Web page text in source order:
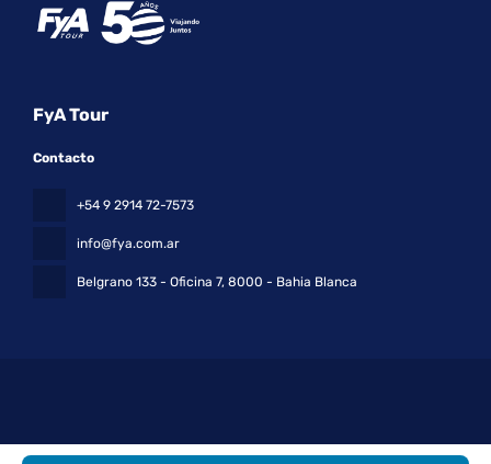
FyA Tour
Contacto
+54 9 2914 72-7573
info@fya.com.ar
Belgrano 133 - Oficina 7, 8000 - Bahia Blanca